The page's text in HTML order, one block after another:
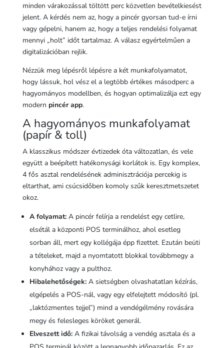
minden várakozással töltött perc közvetlen bevételkiesést
jelent. A kérdés nem az, hogy a pincér gyorsan tud-e írni
vagy gépelni, hanem az, hogy a teljes rendelési folyamat
mennyi „holt” időt tartalmaz. A válasz egyértelműen a
digitalizációban rejlik.
Nézzük meg lépésről lépésre a két munkafolyamatot,
hogy lássuk, hol vész el a legtöbb értékes másodperc a
hagyományos modellben, és hogyan optimalizálja ezt egy
modern pincér app.
A hagyományos munkafolyamat
(papír & toll)
A klasszikus módszer évtizedek óta változatlan, és vele
együtt a beépített hatékonysági korlátok is. Egy komplex,
4 fős asztal rendelésének adminisztrációja percekig is
eltarthat, ami csúcsidőben komoly szűk keresztmetszetet
okoz.
A folyamat:A pincér felírja a rendelést egy cetlire,
elsétál a központi POS terminálhoz, ahol esetleg
sorban áll, mert egy kollégája épp fizettet. Ezután beüti
a tételeket, majd a nyomtatott blokkal továbbmegy a
konyhához vagy a pulthoz.
Hibalehetőségek:A sietségben olvashatatlan kézírás,
elgépelés a POS-nál, vagy egy elfelejtett módosító (pl.
„laktózmentes tejjel”) mind a vendégélmény rovására
megy és felesleges köröket generál.
Elveszett idő:A fizikai távolság a vendég asztala és a